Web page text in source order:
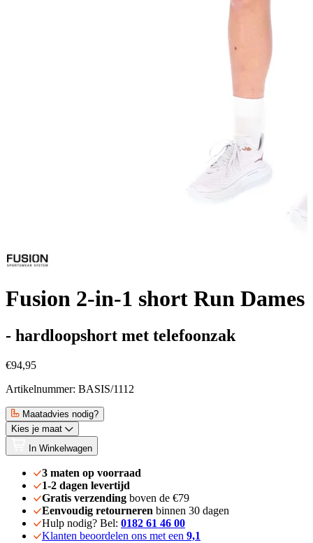
Fusion 2-in-1 short Run Dames
- hardloopshort met telefoonzak
€94,95
Artikelnummer: BASIS/1112
Maatadvies nodig?
Kies je maat
In Winkelwagen
3 maten op voorraad
1-2 dagen levertijd
Gratis verzending boven de €79
Eenvoudig retourneren binnen 30 dagen
Hulp nodig? Bel: 0182 61 46 00
Klanten beoordelen ons met een 9,1